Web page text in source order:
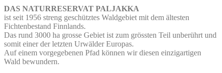
DAS NATURRESERVAT PALJAKKA
ist seit 1956 streng geschütztes Waldgebiet mit dem ältesten
Fichtenbestand Finnlands.
Das rund 3000 ha grosse Gebiet ist zum grössten Teil unberührt und
somit einer der letzten Urwälder Europas.
Auf einem vorgegebenen Pfad können wir diesen einzigartigen
Wald bewundern.